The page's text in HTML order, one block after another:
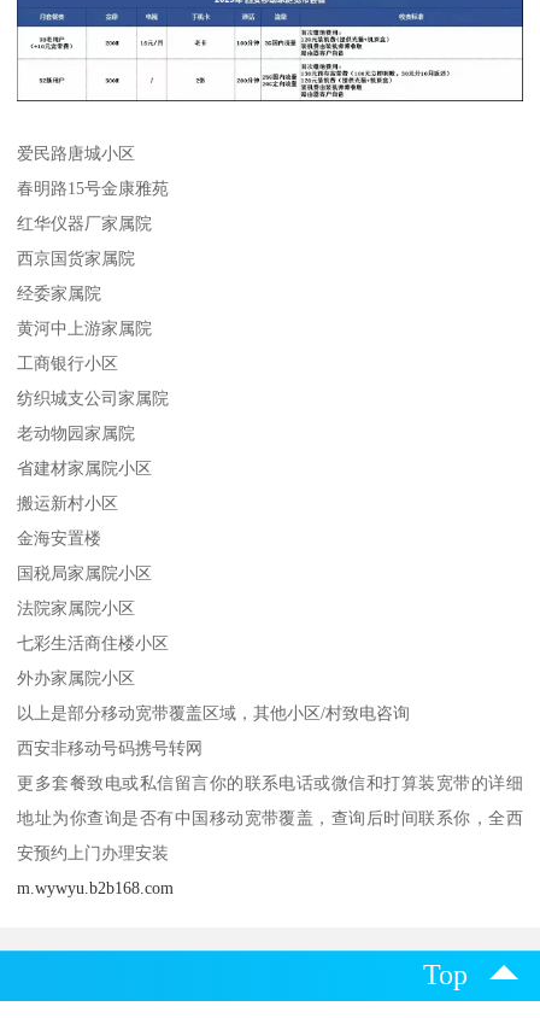
爱民路唐城小区
春明路15号金康雅苑
红华仪器厂家属院
西京国货家属院
经委家属院
黄河中上游家属院
工商银行小区
纺织城支公司家属院
老动物园家属院
省建材家属院小区
搬运新村小区
金海安置楼
国税局家属院小区
法院家属院小区
七彩生活商住楼小区
外办家属院小区
以上是部分移动宽带覆盖区域，其他小区/村致电咨询
西安非移动号码携号转网
更多套餐致电或私信留言你的联系电话或微信和打算装宽带的详细
地址为你查询是否有中国移动宽带覆盖，查询后时间联系你，全西
安预约上门办理安装
m.wywyu.b2b168.com
Top